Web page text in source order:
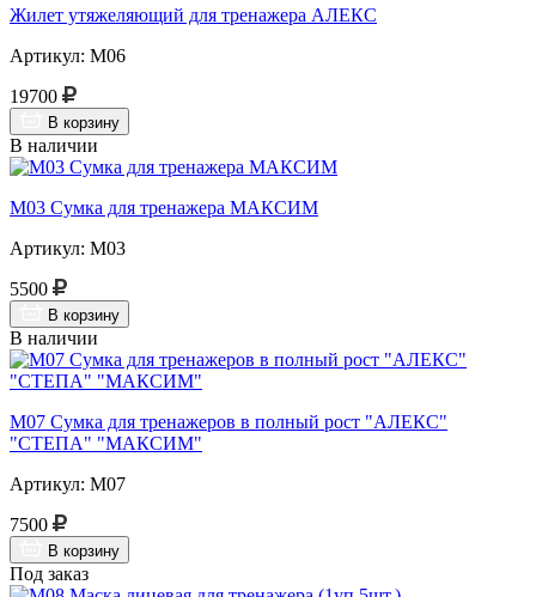
Жилет утяжеляющий для тренажера АЛЕКС
Артикул: М06
19700
В корзину
В наличии
М03 Сумка для тренажера МАКСИМ
Артикул: М03
5500
В корзину
В наличии
М07 Сумка для тренажеров в полный рост "АЛЕКС"
"СТЕПА" "МАКСИМ"
Артикул: М07
7500
В корзину
Под заказ